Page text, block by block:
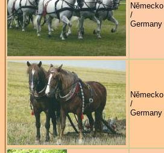
Německo
/
Germany
Německo
/
Germany